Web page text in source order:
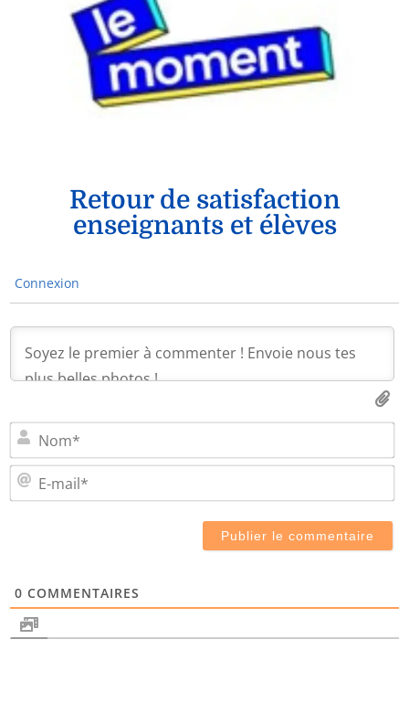
Retour de satisfaction
enseignants et élèves
Connexion
0 COMMENTAIRES